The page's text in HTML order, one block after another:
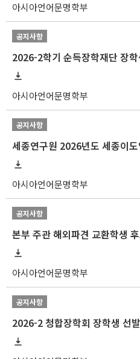
아시아언어문명학부
공지사항
아시아언어문명학부
공지사항
아시아언어문명학부
공지사항
본부 주관 해외파견 교환학생
아시아언어문명학부
공지사항
2026-2 청합장학회 장학생 선